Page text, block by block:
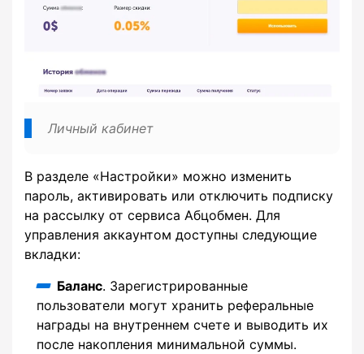
Личный кабинет
В разделе «Настройки» можно изменить
пароль, активировать или отключить подписку
на рассылку от сервиса Абцобмен. Для
управления аккаунтом доступны следующие
вкладки:
Баланс. Зарегистрированные
пользователи могут хранить реферальные
награды на внутреннем счете и выводить их
после накопления минимальной суммы.